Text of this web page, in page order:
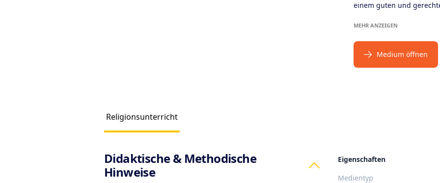
einem guten und
MEHR ANZEIGEN
Medium öffnen
Religionsunterricht
Products
Didaktische & Methodische
Hinweise
Eigenschaften
Medientyp